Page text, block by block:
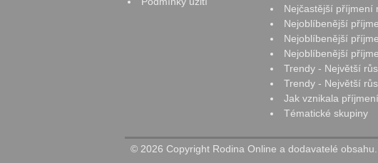
Nejčastější příjmení
Nejoblíbenější
Nejoblíbenější
Nejoblíbenější
Trendy - Největší
Trendy - Největší
Jak vznikala příjmení
Tématické skupiny
© 2026 Copyright Rodina Online a dodavatelé